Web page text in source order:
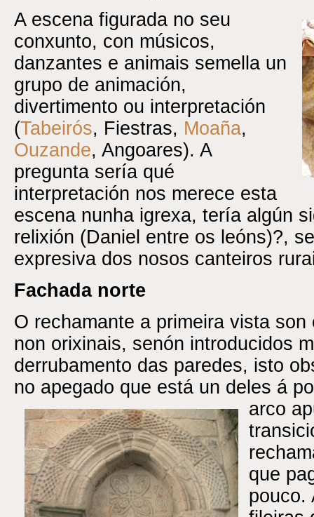
A escena figurada no seu
conxunto, con músicos,
danzantes e animais semella un
grupo de animación,
divertimento ou interpretación
(Tabeirós, Fiestras, Moaña,
Ouzande, Angoares). A
pregunta sería qué
interpretación nos merece esta
escena nunha igrexa, tería algún
relixión (Daniel entre os leóns)?,
expresiva dos nosos canteiros
Fachada norte
O rechamante a primeira vista
non orixinais, senón introducidos
derrubamento das paredes, isto
no apegado que está un deles á
arco
que
pouco.